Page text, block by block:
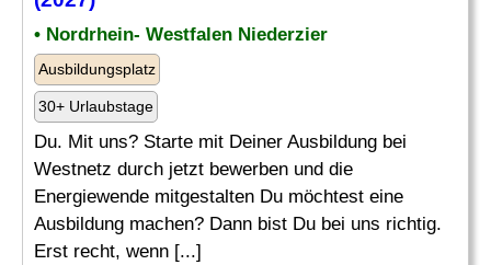
• Nordrhein- Westfalen Niederzier
Ausbildungsplatz
30+ Urlaubstage
Du. Mit uns? Starte mit Deiner Ausbildung bei
Westnetz durch jetzt bewerben und die
Energiewende mitgestalten Du möchtest eine
Ausbildung machen? Dann bist Du bei uns richtig.
Erst recht, wenn [...]